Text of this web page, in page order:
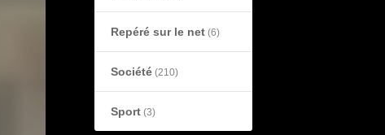
Repéré sur le net(6)
Société(210)
Sport(3)